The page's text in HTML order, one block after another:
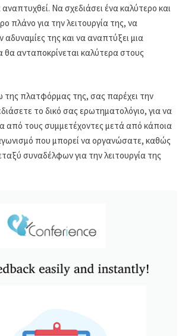
αναπτυχθεί. Να σχεδιάσει ένα καλύτερο και
πλάνο για την λειτουργία της, να
αδυναμίες της και να αναπτύξει μια
θα ανταποκρίνεται καλύτερα στους
πλατφόρμας της, σας παρέχει την
το δικό σας ερωτηματολόγιο, για να
από τους συμμετέχοντες μετά από κάποια
που μπορεί να οργανώσατε, καθώς
συναδέλφων για την λειτουργία της